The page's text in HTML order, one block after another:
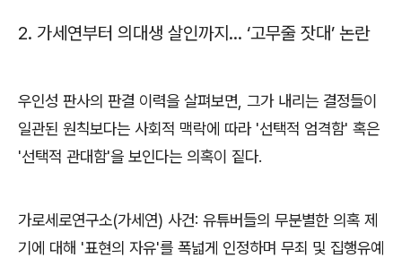
2. 가세연부터 의대생 살인까지 … ‘고무줄 잣대’ 논란
우인성 판사의 판결 이력을 살펴보면, 그가 내리는 결정들이
일관된 원칙보다는 사회적 맥락에 따라 '선택적 엄격함' 혹은
'선택적 관대함'을 보인다는 의혹이 짙다.
가로세로연구소(가세연) 사건: 유튜버들의 무분별한 의혹 제
기에 대해 '표현의 자유'를 폭넓게 인정하며 무죄 및 집행유예